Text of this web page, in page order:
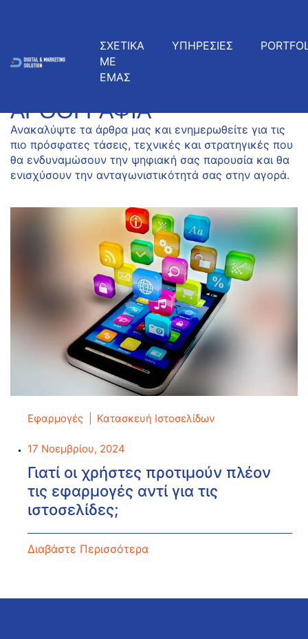
ΣΧΕΤΙΚΑ
ΜΕ
ΕΜΑΣ
ΥΠΗΡΕΣΙΕΣ
ΑΡΘΟΓΡΑΦΊΑ
Ανακαλύψτε τα άρθρα μας και ενημερωθείτε για τις
πιο πρόσφατες τάσεις, τεχνικές και στρατηγικές που
θα ενδυναμώσουν την ψηφιακή σας παρουσία και θα
ενισχύσουν την ανταγωνιστικότητά σας στην αγορά.
Εφαρμογές Κατασκευή Ιστοσελίδων
17 Νοεμβρίου, 2024
Γιατί οι χρήστες προτιμούν πλέον
τις εφαρμογές αντί για τις
ιστοσελίδες;
Διαβάστε Περισσότερα